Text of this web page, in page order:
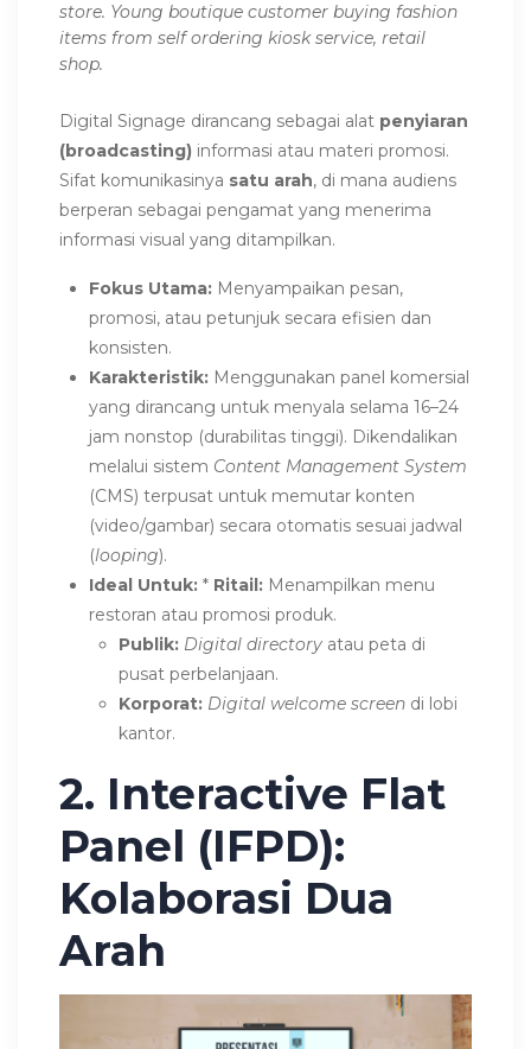
store. Young boutique customer buying fashion
items from self ordering kiosk service, retail
shop.
Digital Signage dirancang sebagai alat penyiaran
(broadcasting) informasi atau materi promosi.
Sifat komunikasinya satu arah, di mana audiens
berperan sebagai pengamat yang menerima
informasi visual yang ditampilkan.
Fokus Utama: Menyampaikan pesan,
promosi, atau petunjuk secara efisien dan
konsisten.
Karakteristik: Menggunakan panel komersial
yang dirancang untuk menyala selama 16–24
jam nonstop (durabilitas tinggi). Dikendalikan
melalui sistem Content Management System
(CMS) terpusat untuk memutar konten
(video/gambar) secara otomatis sesuai jadwal
(looping).
Ideal Untuk: * Ritail: Menampilkan menu
restoran atau promosi produk.
Publik: Digital directory atau peta di
pusat perbelanjaan.
Korporat: Digital welcome screen di lobi
kantor.
2. Interactive Flat
Panel (IFPD):
Kolaborasi Dua
Arah